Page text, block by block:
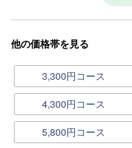
他の価格帯を見る
3,300円コース
4,300円コース
5,800円コース